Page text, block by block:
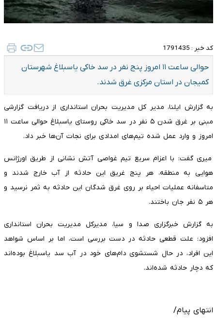
کد خبر : 1791435
حوالی ساعت ۱۱ امروز پنج نفر در سد خاکی یاسبلاغ شهرستان
کمیجان در استان مرکزی غرق شدند.
به گزارش ایلنا، مدیر کل مدیریت بحران استانداری از دریافت گزارشی
مبنی بر غرق شدن ۵ نفر در سد خاکی روستای یاسبلاغ حوالی ساعت ۱۱
امروز و وارد عمل شده تیم‌های امدادی برای نجات آن‌ها خبر داد.
میری گفت: با اعزام سریع تیم غواصی آتش نشانی از طریق اورژانس
هوایی به منطقه، هر پنج غریق این حادثه از آب خارج شدند و
متاسفانه عملیات احیاء بر روی غرق شدگان این حادثه به ثمر نرسید و
هر ۵ نفر جان باختند.
به گزارش خبرگزاری صدا و سیا، مدیرکل مدیریت بحران استانداری
افزود: علت قطعی حادثه در دست بررسی است، اما بر اساس شواهد
این افراد، در حال شستشوی دام‌های خود در آب سد یاسبلاغ بوده‌اند
که دچار حادثه شده‌اند.
انتهای پیام/